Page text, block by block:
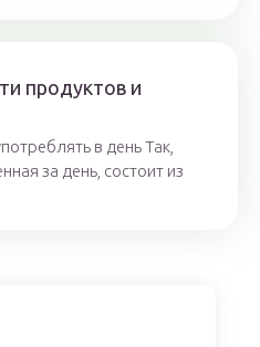
продуктов и
в день Так,
за день, состоит из